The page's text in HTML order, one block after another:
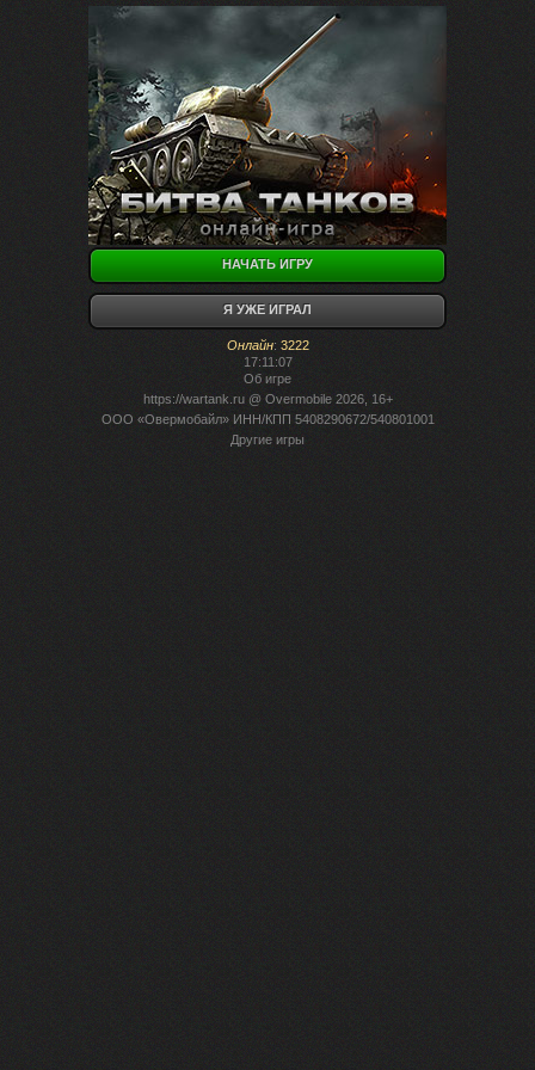
НАЧАТЬ ИГРУ
Я УЖЕ ИГРАЛ
Онлайн: 3222
17:11:07
Об игре
https://wartank.ru@ Overmobile 2026, 16+
ООО «Овермобайл» ИНН/КПП 5408290672/540801001
Другие игры